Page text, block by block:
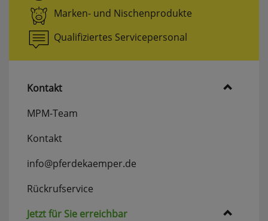
Marken- und Nischenprodukte
Qualifiziertes Servicepersonal
Kontakt
MPM-Team
Kontakt
info@pferdekaemper.de
Rückrufservice
Jetzt für Sie erreichbar